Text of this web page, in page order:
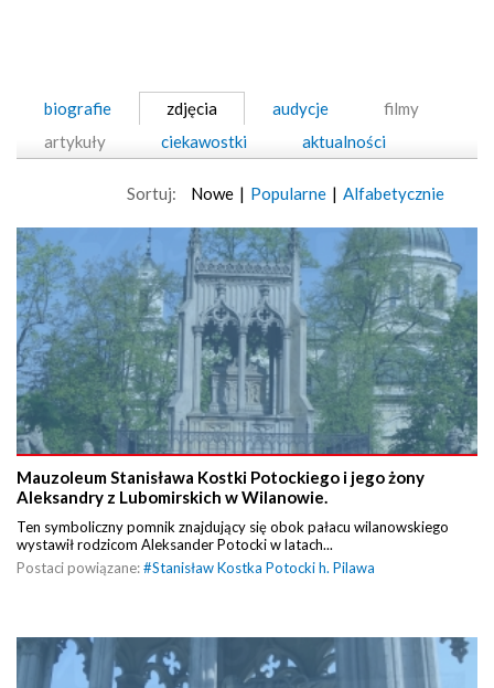
biografie zdjęcia audycje
filmy
artykuły
ciekawostki aktualności
Sortuj: Nowe | Popularne | Alfabetycznie
Mauzoleum Stanisława Kostki Potockiego i jego żony
Aleksandry z Lubomirskich w Wilanowie.
Ten symboliczny pomnik znajdujący się obok pałacu wilanowskiego
wystawił rodzicom Aleksander Potocki w latach...
Postaci powiązane:#Stanisław Kostka Potocki h. Pilawa